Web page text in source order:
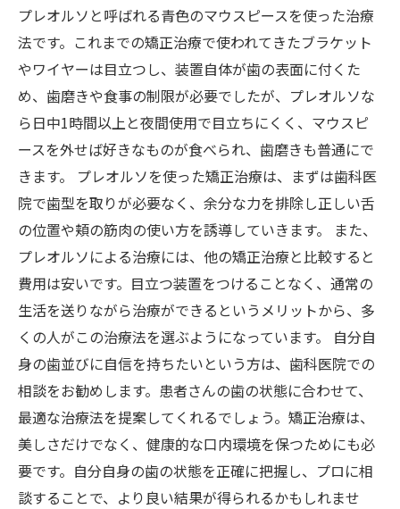
プレオルソと呼ばれる青色のマウスピースを使った治療
法です。これまでの矯正治療で使われてきたブラケット
やワイヤーは目立つし、装置自体が歯の表面に付くた
め、歯磨きや食事の制限が必要でしたが、プレオルソな
ら日中1時間以上と夜間使用で目立ちにくく、マウスピ
ースを外せば好きなものが食べられ、歯磨きも普通にで
きます。 プレオルソを使った矯正治療は、まずは歯科医
院で歯型を取りが必要なく、余分な力を排除し正しい舌
の位置や頬の筋肉の使い方を誘導していきます。 また、
プレオルソによる治療には、他の矯正治療と比較すると
費用は安いです。目立つ装置をつけることなく、通常の
生活を送りながら治療ができるというメリットから、多
くの人がこの治療法を選ぶようになっています。 自分自
身の歯並びに自信を持ちたいという方は、歯科医院での
相談をお勧めします。患者さんの歯の状態に合わせて、
最適な治療法を提案してくれるでしょう。矯正治療は、
美しさだけでなく、健康的な口内環境を保つためにも必
要です。自分自身の歯の状態を正確に把握し、プロに相
談することで、より良い結果が得られるかもしれませ